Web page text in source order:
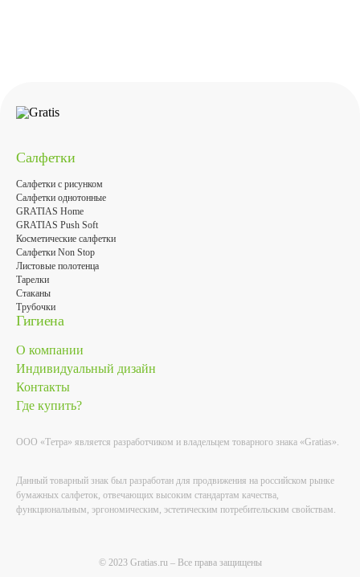
Салфетки
Салфетки с рисунком
Салфетки однотонные
GRATIAS Home
GRATIAS Push Soft
Косметические салфетки
Салфетки Non Stop
Листовые полотенца
Тарелки
Стаканы
Трубочки
Гигиена
О компании
Индивидуальный дизайн
Контакты
Где купить?
ООО «Тетра» является разработчиком и владельцем товарного знака «Gratias».
Данный товарный знак был разработан для продвижения на российском рынке
бумажных салфеток, отвечающих высоким стандартам качества,
функциональным, эргономическим, эстетическим потребительским свойствам.
© 2023 Gratias.ru – Все права защищены